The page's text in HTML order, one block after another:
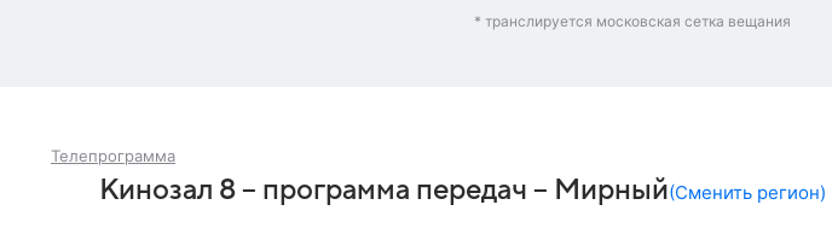
* транслируется московская сетка вещания
Телепрограмма
Кинозал 8 – программа передач – Мирный(Сменить регион)